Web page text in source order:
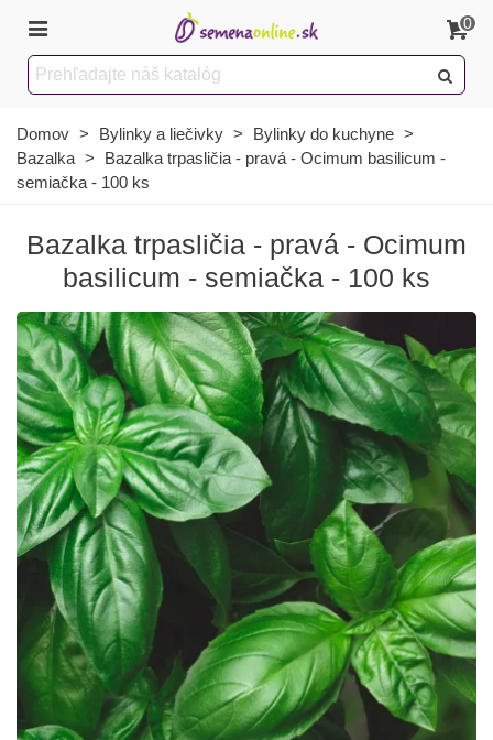
0
Domov > Bylinky a liečivky > Bylinky do kuchyne >
Bazalka >
Bazalka trpasličia - pravá - Ocimum basilicum -
semiačka - 100 ks
Bazalka trpasličia - pravá - Ocimum
basilicum - semiačka - 100 ks